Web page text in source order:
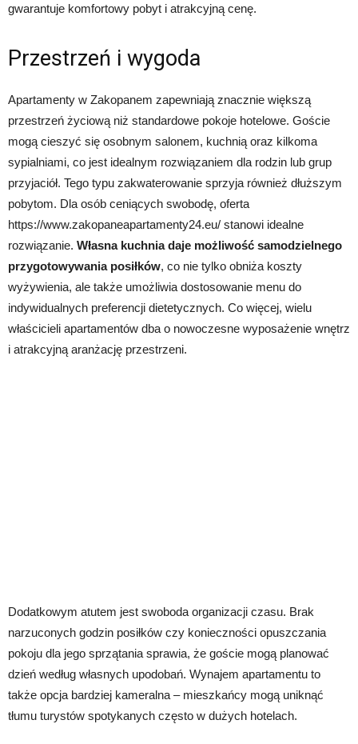
gwarantuje komfortowy pobyt i atrakcyjną cenę.
Przestrzeń i wygoda
Apartamenty w Zakopanem zapewniają znacznie większą
przestrzeń życiową niż standardowe pokoje hotelowe. Goście
mogą cieszyć się osobnym salonem, kuchnią oraz kilkoma
sypialniami, co jest idealnym rozwiązaniem dla rodzin lub grup
przyjaciół. Tego typu zakwaterowanie sprzyja również dłuższym
pobytom. Dla osób ceniących swobodę, oferta
https://www.zakopaneapartamenty24.eu/ stanowi idealne
rozwiązanie. Własna kuchnia daje możliwość samodzielnego
przygotowywania posiłków, co nie tylko obniża koszty
wyżywienia, ale także umożliwia dostosowanie menu do
indywidualnych preferencji dietetycznych. Co więcej, wielu
właścicieli apartamentów dba o nowoczesne wyposażenie wnętrz
i atrakcyjną aranżację przestrzeni.
Dodatkowym atutem jest swoboda organizacji czasu. Brak
narzuconych godzin posiłków czy konieczności opuszczania
pokoju dla jego sprzątania sprawia, że goście mogą planować
dzień według własnych upodobań. Wynajem apartamentu to
także opcja bardziej kameralna – mieszkańcy mogą uniknąć
tłumu turystów spotykanych często w dużych hotelach.